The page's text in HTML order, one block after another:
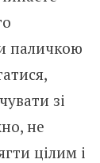
паличкою
зі
не
цілим і